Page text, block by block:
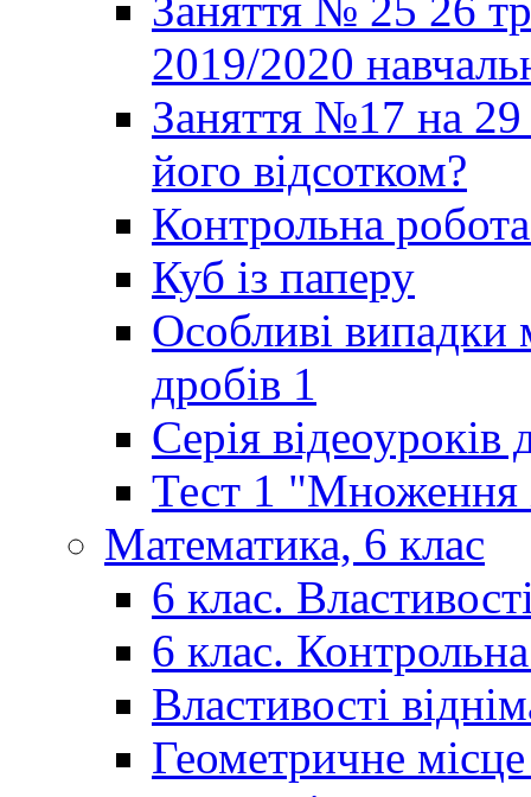
2019/2020
Заняття №17 на 29
його відсотком?
Контрольна
Куб із паперу
Особливі випадки
дробів 1
Серія відеоуроків
Тест 1 "Множення
Математика, 6 клас
6 клас.
6 клас.
Властивості
Геометричне